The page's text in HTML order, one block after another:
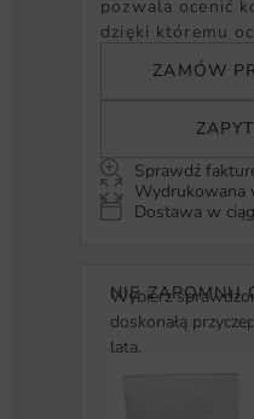
pozwala ocenić
dzięki któremu
ZAMÓW
Sprawdź
Wydrukowana
Dostawa w
NIE ZAPOMNIJ
Wybierz
doskonałą
lata.